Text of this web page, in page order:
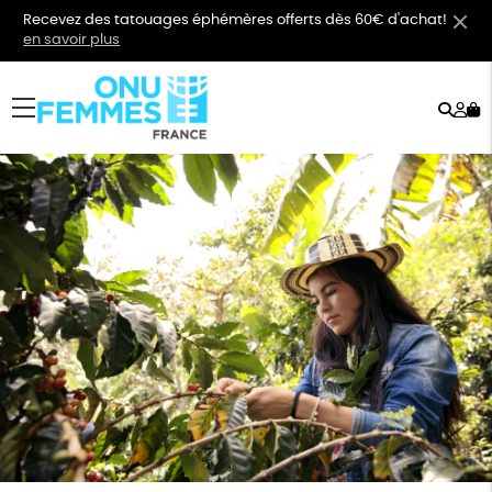
Recevez des tatouages éphémères offerts dès 60€ d'achat!
en savoir plus
menu